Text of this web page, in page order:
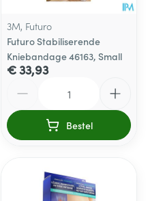
3M, Futuro
Futuro Stabiliserende
Kniebandage 46163, Small
€ 33,93
Bestel